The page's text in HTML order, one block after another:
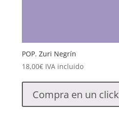
POP. Zuri Negrín
18,00€ IVA incluido
Compra en un click